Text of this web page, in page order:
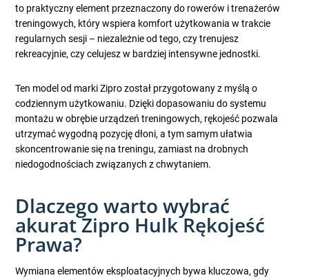
to praktyczny element przeznaczony do rowerów i trenażerów
treningowych, który wspiera komfort użytkowania w trakcie
regularnych sesji – niezależnie od tego, czy trenujesz
rekreacyjnie, czy celujesz w bardziej intensywne jednostki.
Ten model od marki Zipro został przygotowany z myślą o
codziennym użytkowaniu. Dzięki dopasowaniu do systemu
montażu w obrębie urządzeń treningowych, rękojeść pozwala
utrzymać wygodną pozycję dłoni, a tym samym ułatwia
skoncentrowanie się na treningu, zamiast na drobnych
niedogodnościach związanych z chwytaniem.
Dlaczego warto wybrać
akurat Zipro Hulk Rękojeść
Prawa?
Wymiana elementów eksploatacyjnych bywa kluczowa, gdy